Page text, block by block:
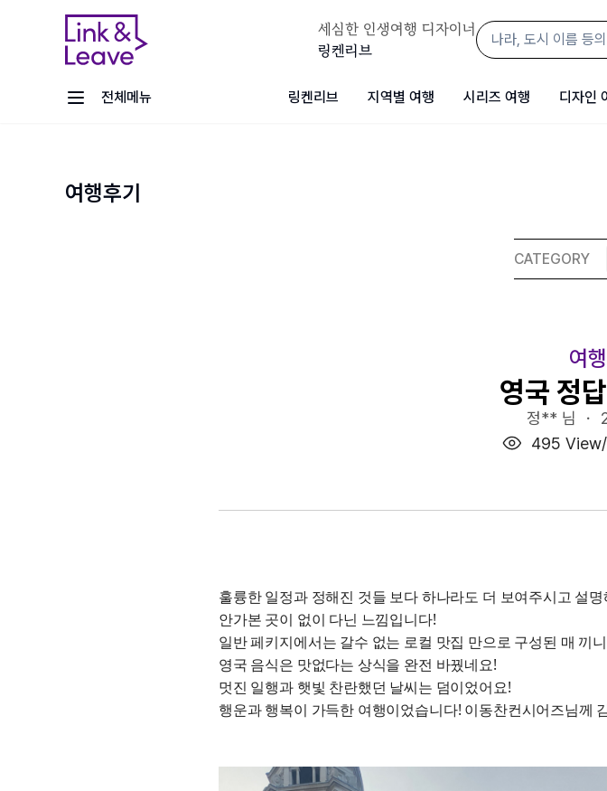
세심한 인생여행 디자이너
링켄리브
전체메뉴 링켄리브 지역별 여행 시리즈 여행 디자인
여행후기
CATEGORY
여
영국 정
정** 님 ・
495 View/
훌륭한 일정과 정해진 것들 보다 하나라도 더 보여주시고 설
안가본 곳이 없이 다닌 느낌입니다!
일반 페키지에서는 갈수 없는 로컬 맛집 만으로 구성된 매 끼
영국 음식은 맛없다는 상식을 완전 바꿨네요!
멋진 일행과 햇빛 찬란했던 날씨는 덤이었어요!
행운과 행복이 가득한 여행이었습니다! 이동찬컨시어즈님께